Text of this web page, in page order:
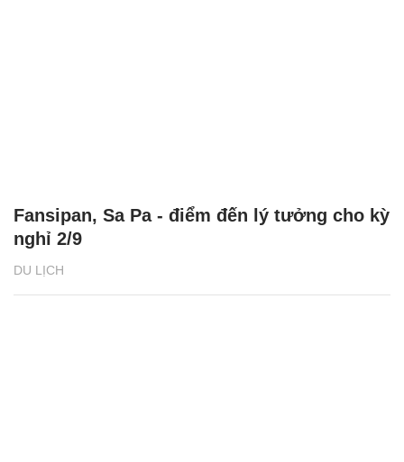
DU LỊCH
Fansipan, Sa Pa - điểm đến lý tưởng cho kỳ
nghỉ 2/9